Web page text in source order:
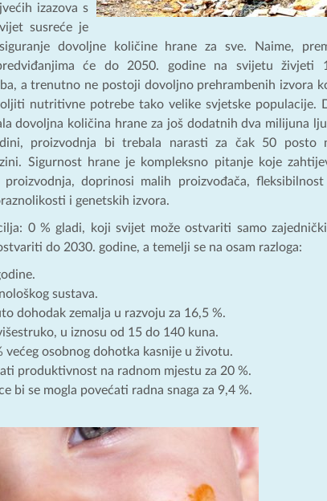
izazova s
susreće je
dovoljne količine hrane za sve. Naime,
će do 2050. godine na svijetu živjeti
a trenutno ne postoji dovoljno prehrambenih izvora
nutritivne potrebe tako velike svjetske populacije.
dovoljna količina hrane za još dodatnih dva milijuna
proizvodnja bi trebala narasti za čak 50 posto
Sigurnost hrane je kompleksno pitanje koje
doprinosi malih proizvođača,
i genetskih izvora.
0 % gladi, koji svijet može ostvariti samo
do 2030. godine, a temelji se na osam razloga:
sustava.
dohodak zemalja u razvoju za 16,5 %.
u iznosu od 15 do 140 kuna.
osobnog dohotka kasnije u životu.
produktivnost na radnom mjestu za 20 %.
bi se mogla povećati radna snaga za 9,4 %.